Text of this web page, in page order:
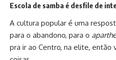
Escola de samba é desfile de
A cultura popular é uma
para o abandono, para o
pra ir ao Centro, na elite, então